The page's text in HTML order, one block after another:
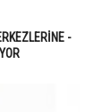
-